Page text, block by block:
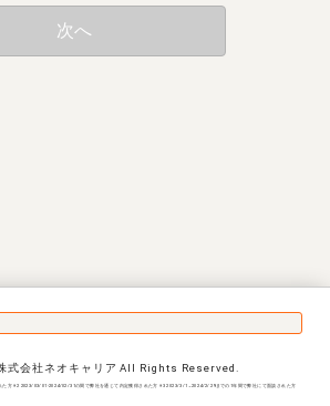
次へ
式会社ネオキャリア All Rights Reserved.
方 ※2 2023/03/01-2024/02/31の間で弊社を通じて内定獲得された方 ※3 2023/3/1~2024/2/29までの1年間で弊社にて面談された方